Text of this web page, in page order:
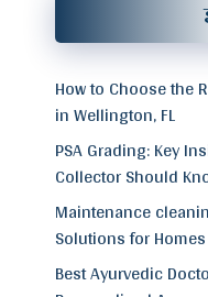
How to Choose the
in Wellington, FL
PSA Grading: Key
Collector Should
Maintenance
Solutions for
Best Ayurvedic